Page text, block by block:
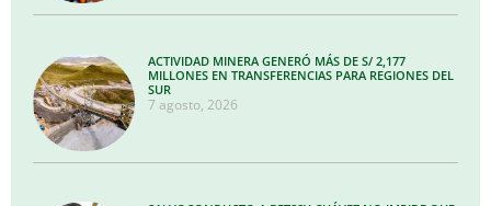
ACTIVIDAD MINERA GENERÓ MÁS DE S/ 2,177
MILLONES EN TRANSFERENCIAS PARA REGIONES DEL
SUR
7 agosto, 2026